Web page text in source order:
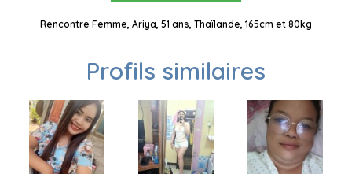
Rencontre Femme, Ariya, 51 ans, Thaïlande, 165cm et 80kg
Profils similaires